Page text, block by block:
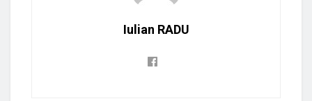
Iulian RADU